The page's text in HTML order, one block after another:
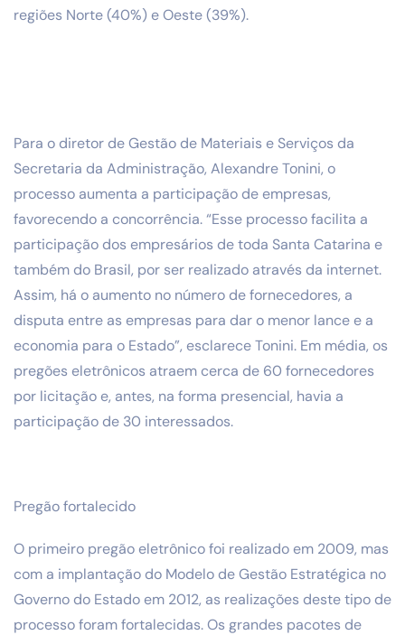
regiões Norte (40%) e Oeste (39%).
Para o diretor de Gestão de Materiais e Serviços da
Secretaria da Administração, Alexandre Tonini, o
processo aumenta a participação de empresas,
favorecendo a concorrência. “Esse processo facilita a
participação dos empresários de toda Santa Catarina e
também do Brasil, por ser realizado através da internet.
Assim, há o aumento no número de fornecedores, a
disputa entre as empresas para dar o menor lance e a
economia para o Estado”, esclarece Tonini. Em média, os
pregões eletrônicos atraem cerca de 60 fornecedores
por licitação e, antes, na forma presencial, havia a
participação de 30 interessados.
Pregão fortalecido
O primeiro pregão eletrônico foi realizado em 2009, mas
com a implantação do Modelo de Gestão Estratégica no
Governo do Estado em 2012, as realizações deste tipo de
processo foram fortalecidas. Os grandes pacotes de